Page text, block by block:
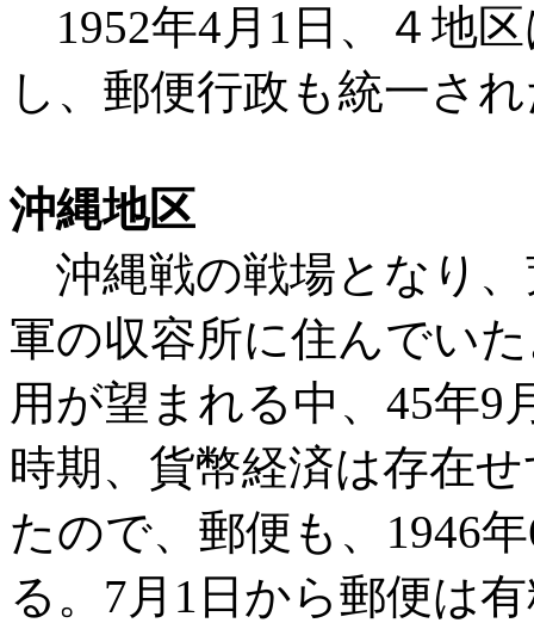
1952年4月1日、４地
し、郵便行政も統一さ
沖縄地区
沖縄戦の戦場となり
軍の収容所に住んでい
用が望まれる中、45年9
時期、貨幣経済は存在
たので、郵便も、1946
る。7月1日から郵便は